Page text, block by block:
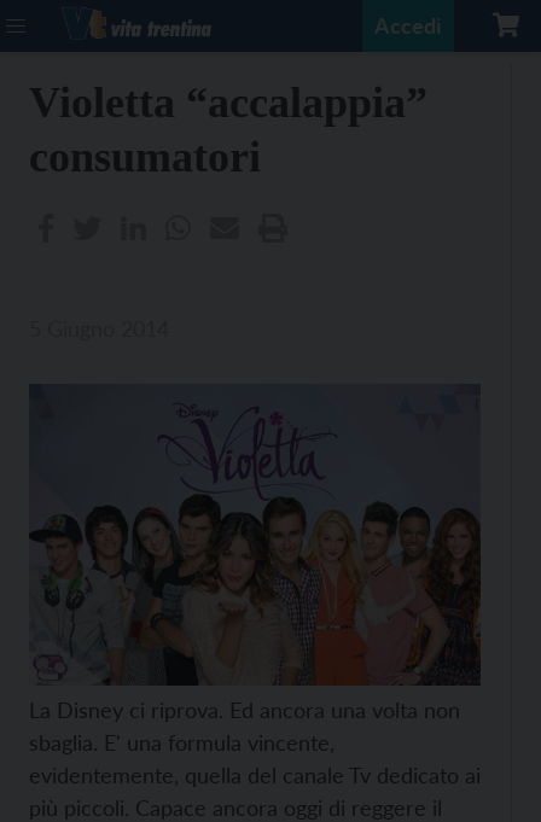
Accedi
Violetta “accalappia”
consumatori
La Disney ci riprova. Ed ancora una volta non
sbaglia. E' una formula vincente,
evidentemente, quella del canale Tv dedicato ai
più piccoli. Capace ancora oggi di reggere il